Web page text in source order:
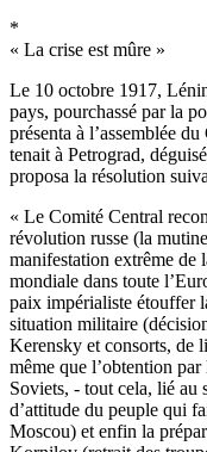
*
« La crise est mûre »
Le 10 octobre 1917,
pays, pourchassé par la
présenta à l’assemblée
tenait à Petrograd,
proposa la résolution
« Le Comité Central
révolution russe (la
manifestation extrême de
mondiale dans toute
paix impérialiste étouffer
situation militaire
Kerensky et consorts, de
même que l’obtention
Soviets, - tout cela, lié au
d’attitude du peuple qui
Moscou) et enfin la